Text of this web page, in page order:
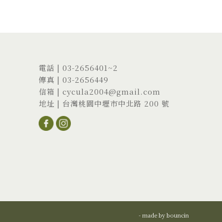
電話 |03-2656401 ~2
傳真 | 03-2656449
信箱 |cycula2004@gmail.com
地址 | 台灣桃園中壢市中北路 200 號
- made bybouncin